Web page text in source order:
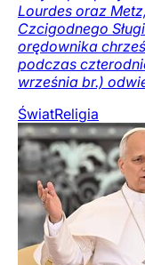
Lourdes oraz
Czcigodnego
orędownika
podczas
września br.)
ŚwiatReligia